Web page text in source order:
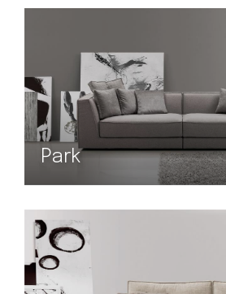
Park